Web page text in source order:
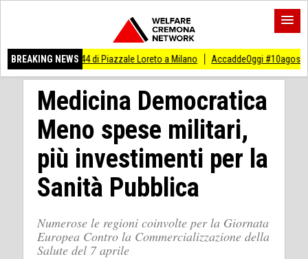
BREAKING NEWS
1944 di Piazzale Loreto a Milano AccaddeOggi #10agosto Eccidio di 15
Medicina Democratica
Meno spese militari,
più investimenti per la
Sanità Pubblica
Numerose le regioni coinvolte per la Giornata
Europea Contro la Commercializzazione della
Salute del 7 aprile